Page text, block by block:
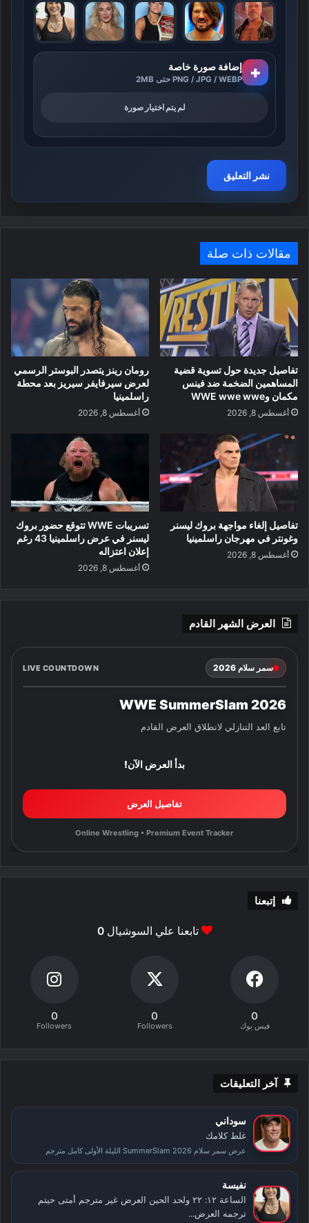
+ إضافة صورة خاصة
PNG / JPG / WEBP حتى 2MB
لم يتم اختيار صورة
مقالات ذات صلة
تفاصيل جديدة حول تسوية قضية
المساهمين الضخمة ضد فينس
مكمان وWWE wwe wwe
أغسطس 8, 2026
رومان رينز يتصدر البوستر الرسمي
لعرض سيرفايفر سيريز بعد محطة
راسلمينيا
أغسطس 8, 2026
تفاصيل إلغاء مواجهة بروك ليسنر
وغونتر في مهرجان راسلمينيا
أغسطس 8, 2026
تسريبات WWE تتوقع حضور بروك
ليسنر في عرض راسلمينيا 43 رغم
إعلان اعتزاله
أغسطس 8, 2026
العرض الشهر القادم
سمر سلام 2026 LIVE COUNTDOWN
WWE SummerSlam 2026
تابع العد التنازلي لانطلاق العرض القادم
بدأ العرض الآن!
تفاصيل العرض
Online Wrestling • Premium Event Tracker
إتبعنا
تابعنا علي السوشيال0
0
فيس بوك
0
Followers
0
Followers
آخر التعليقات
سوداني
غلط كلامك
عرض سمر سلام SummerSlam 2026 الليلة الأولى كامل مترجم
نفيسة
الساعة ١٢: ٢٢ ولحد الحين العرض غير مترجم أمتى حيتم
ترجمه العرض...